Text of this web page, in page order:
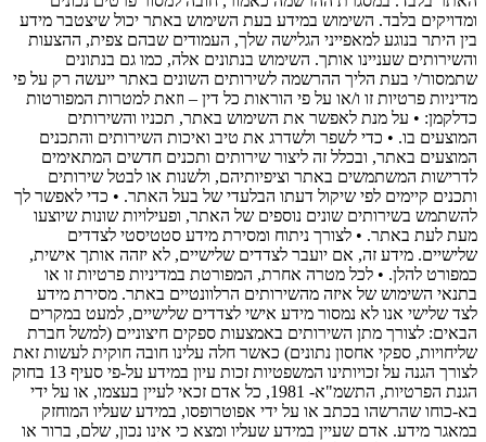
ומדויקים בלבד. השימוש במידע בעת השימוש באתר יכול שיצטבר מידע
בין היתר בנוגע למאפייני הגלישה שלך, העמודים שבהם צפית, ההצעות
והשירותים שעניינו אותך. השימוש בנתונים אלה, כמו גם בנתונים
שתמסור/י בעת הליך ההרשמה לשירותים השונים באתר ייעשה רק על פי
מדיניות פרטיות זו ו/או על פי הוראות כל דין – וזאת למטרות המפורטות
כדלקמן: • על מנת לאפשר את השימוש באתר, תכניו והשירותים
המוצעים בו. • כדי לשפר ולשדרג את טיב ואיכות השירותים והתכנים
המוצעים באתר, ובכלל זה ליצור שירותים ותכנים חדשים המתאימים
לדרישות המשתמשים באתר וציפיותיהם, ולשנות או לבטל שירותים
ותכנים קיימים לפי שיקול דעתו הבלעדי של בעל האתר. • כדי לאפשר לך
להשתמש בשירותים שונים נוספים של האתר, ופעילויות שונות שיוצעו
מעת לעת באתר. • לצורך ניתוח ומסירת מידע סטטיסטי לצדדים
שלישיים. מידע זה, אם יועבר לצדדים שלישיים, לא יזהה אותך אישית,
כמפורט להלן. • לכל מטרה אחרת, המפורטת במדיניות פרטיות זו או
בתנאי השימוש של איזה מהשירותים הרלוונטיים באתר. מסירת מידע
לצד שלישי אנו לא נמסור מידע אישי לצדדים שלישיים, למעט במקרים
הבאים: לצורך מתן השירותים באמצעות ספקים חיצוניים (למשל חברת
שליחויות, ספקי אחסון נתונים) כאשר חלה עלינו חובה חוקית לעשות זאת
לצורך הגנה על זכויותינו המשפטיות זכות עיון במידע על-פי סעיף 13 בחוק
הגנת הפרטיות, התשמ"א- 1981, כל אדם זכאי לעיין בעצמו, או על ידי
בא-כוחו שהרשהו בכתב או על ידי אפוטרופסו, במידע שעליו המוחזק
במאגר מידע. אדם שעיין במידע שעליו ומצא כי אינו נכון, שלם, ברור או